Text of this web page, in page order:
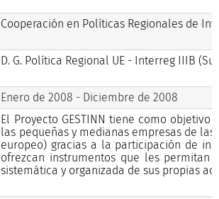
Cooperación en Políticas Regionales de
D. G. Política Regional UE - Interreg IIIB
Enero de 2008 - Diciembre de 2008
El Proyecto GESTINN tiene como
las pequeñas y medianas empresas de las
europeo) gracias a la participación de
ofrezcan instrumentos que les permitan
sistemática y organizada de sus propias